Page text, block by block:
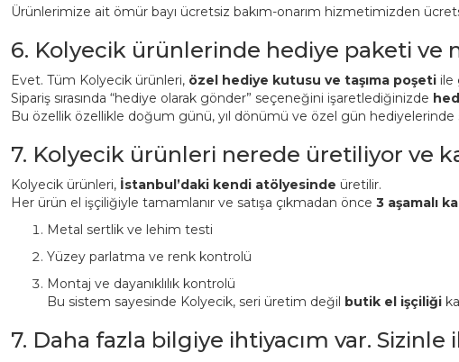
Ürünlerimize ait ömür bayı ücretsiz bakım-onarım hizmetimizden
6. Kolyecik ürünlerinde hediye paketi ve
Evet. Tüm Kolyecik ürünleri, özel hediye kutusu ve taşıma poşeti ile
Sipariş sırasında “hediye olarak gönder” seçeneğini işaretlediğinizde
Bu özellik özellikle doğum günü, yıl dönümü ve özel gün hediyelerinde
7. Kolyecik ürünleri nerede üretiliyor ve
Kolyecik ürünleri, İstanbul’daki kendi atölyesinde üretilir.
Her ürün el işçiliğiyle tamamlanır ve satışa çıkmadan önce 3 aşamalı
Metal sertlik ve lehim testi
Yüzey parlatma ve renk kontrolü
Montaj ve dayanıklılık kontrolü
Bu sistem sayesinde Kolyecik, seri üretim değil butik el işçiliği
7. Daha fazla bilgiye ihtiyacım var.